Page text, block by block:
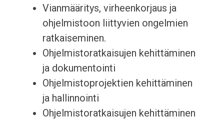
Vianmääritys, virheenkorjaus ja
ohjelmistoon liittyvien ongelmien
ratkaiseminen.
Ohjelmistoratkaisujen kehittäminen
ja dokumentointi
Ohjelmistoprojektien kehittäminen
ja hallinnointi
Ohjelmistoratkaisujen kehittäminen